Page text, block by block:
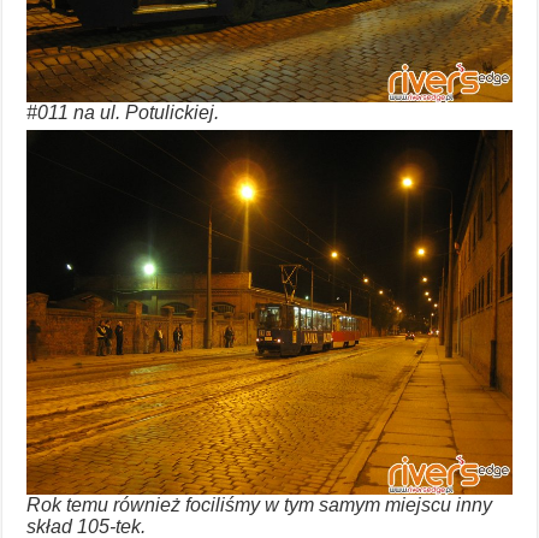
#011 na ul. Potulickiej.
Rok temu również fociliśmy w tym samym miejscu inny
skład 105-tek.